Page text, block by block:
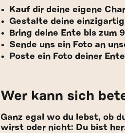
Kauf dir deine eigene
Gestalte deine
Bring deine Ente bis zum
Sende uns ein Foto an
Poste ein Foto deiner
Wer kann sich
Ganz egal wo du lebst, ob
wirst oder nicht: Du bist